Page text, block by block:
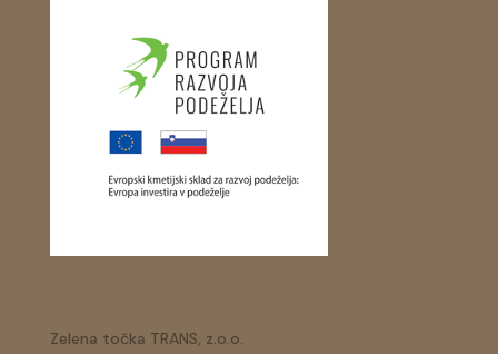
Zelena točka TRANS, z.o.o.